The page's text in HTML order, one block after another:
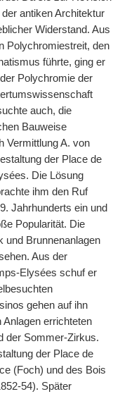
antiken Architektur
Widerstand. Aus
Polychromiestreit, den
führte, ging er
Polychromie der
auch, die
Bauweise
Vermittlung A. von
der Place de
Die Lösung
ihm den Ruf
Jahrhunderts ein und
Popularität. Die
und Brunnenanlagen
Aus der
Elysées schuf er
gehen auf ihn
errichteten
der Sommer-Zirkus.
der Place de
(Foch) und des Bois
54). Später